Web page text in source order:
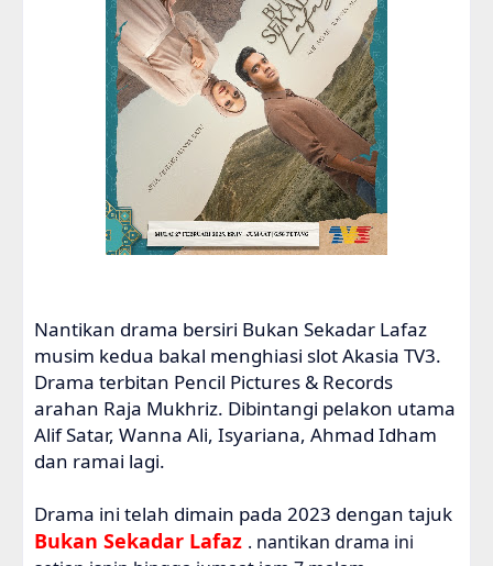
Nantikan drama bersiri Bukan Sekadar Lafaz
musim kedua bakal menghiasi slot Akasia TV3.
Drama terbitan Pencil Pictures & Records
arahan Raja Mukhriz. Dibintangi pelakon utama
Alif Satar, Wanna Ali, Isyariana, Ahmad Idham
dan ramai lagi.
Drama ini telah dimain pada 2023 dengan tajuk
Bukan Sekadar Lafaz . nantikan drama ini